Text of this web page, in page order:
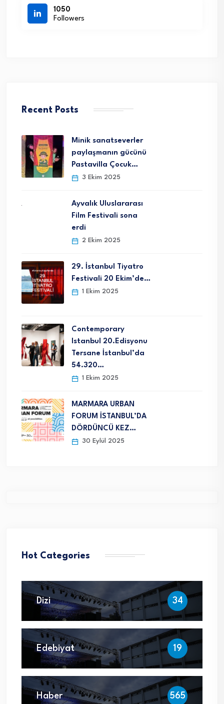
1050
Followers
Recent Posts
Minik sanatseverler
paylaşmanın gücünü
Pastavilla Çocuk…
3 Ekim 2025
Ayvalık Uluslararası
Film Festivali sona
erdi
2 Ekim 2025
29. İstanbul Tiyatro
Festivali 20 Ekim’de…
1 Ekim 2025
Contemporary
Istanbul 20.Edisyonu
Tersane İstanbul’da
54.320…
1 Ekim 2025
MARMARA URBAN
FORUM İSTANBUL’DA
DÖRDÜNCÜ KEZ…
30 Eylül 2025
Hot Categories
Dizi 34
Edebiyat 19
Haber 565